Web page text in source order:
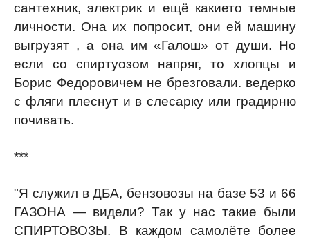
сантехник, электрик и ещё какието темные
личности. Она их попросит, они ей машину
выгрузят , а она им «Галош» от души. Но
если со спиртуозом напряг, то хлопцы и
Борис Федоровичем не брезговали. ведерко
с фляги плеснут и в слесарку или градирню
почивать.
***
"Я служил в ДБА, бензовозы на базе 53 и 66
ГАЗОНА — видели? Так у нас такие были
СПИРТОВОЗЫ. В каждом самолёте более